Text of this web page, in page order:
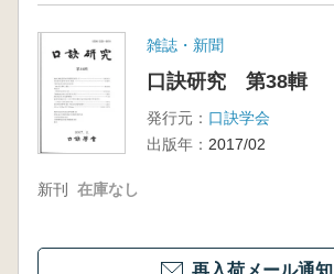
雑誌・新聞
口訣研究 第38輯
発行元： 口訣学会
出版年： 2017/02
新刊 在庫なし
再入荷メール通知